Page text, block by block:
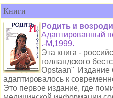
Книги
Родить и
Адаптированный
.-М,1999.
Эта книга -
голландского
Opstaan". Издание
адаптировалось к
Это первое издание, где